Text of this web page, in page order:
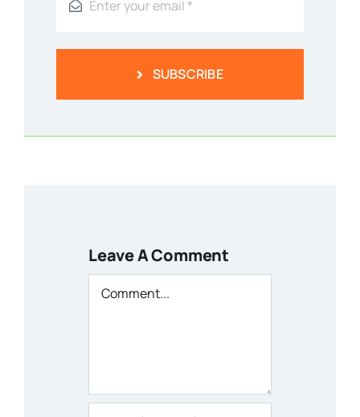
SUBSCRIBE
Leave A Comment
Comment